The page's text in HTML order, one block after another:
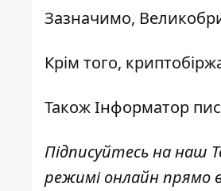
Зазначимо,
Крім того,
ТакожІнформатор
Підписуйтесь на наш
режимі онлайн прямо